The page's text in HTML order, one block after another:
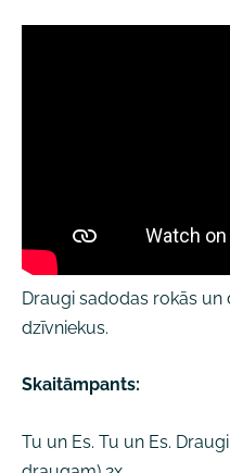
Draugi sadodas rokās un
dzīvniekus.
Skaitāmpants:
Tu un Es. Tu un Es.